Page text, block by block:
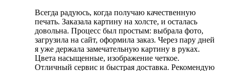
Всегда радуюсь, когда получаю качественную
печать. Заказала картину на холсте, и осталась
довольна. Процесс был простым: выбрала фото,
загрузила на сайт, оформила заказ. Через пару дней
я уже держала замечательную картину в руках.
Цвета насыщенные, изображение четкое.
Отличный сервис и быстрая доставка. Рекомендую